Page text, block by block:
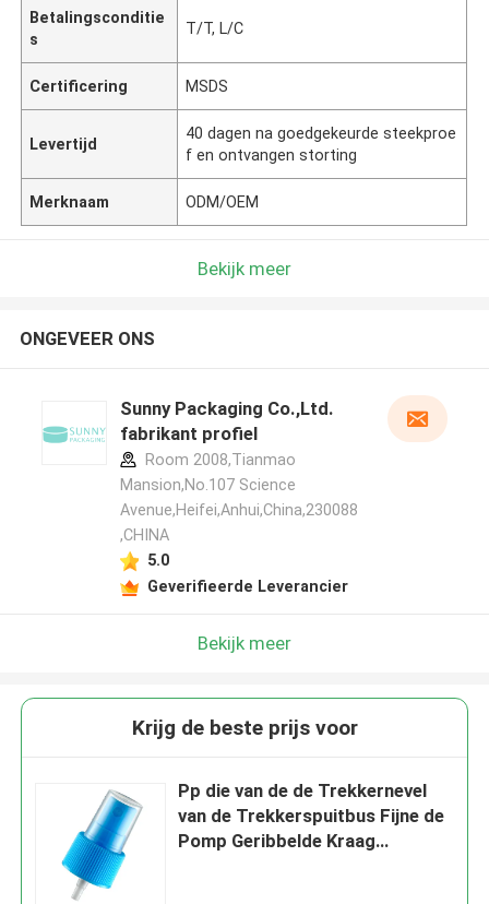
Betalingsconditie
s
T/T, L/C
Certificering MSDS
Levertijd
40 dagen na goedgekeurde steekproe
f en ontvangen storting
Merknaam ODM/OEM
Bekijk meer
ONGEVEER ONS
Sunny Packaging Co.,Ltd.
fabrikant profiel
Room 2008,Tianmao
Mansion,No.107 Science
Avenue,Heifei,Anhui,China,230088
,CHINA
5.0
Geverifieerde Leverancier
Bekijk meer
Krijg de beste prijs voor
Pp die van de de Trekkernevel
van de Trekkerspuitbus Fijne de
Pomp Geribbelde Kraag